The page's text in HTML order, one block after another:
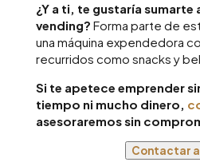
¿Y a ti, te gustaría sumarte
vending? Forma parte de
una máquina expendedora
recurridos como snacks y
Si te apetece emprender
tiempo ni mucho dinero,
asesoraremos sin
Contactar